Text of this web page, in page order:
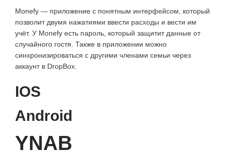
Monefy — приложение с понятным интерфейсом, который
позволит двумя нажатиями ввести расходы и вести им
учёт. У Monefy есть пароль, который защитит данные от
случайного гостя. Также в приложении можно
синхронизироваться с другими членами семьи через
аккаунт в DropBox.
IOS
Android
YNAB